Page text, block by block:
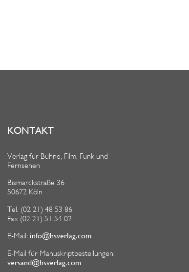
KONTAKT
Verlag für Bühne, Film, Funk und
Fernsehen
Bismarckstraße 36
50672 Köln
Tel. (02 21) 48 53 86
Fax (02 21) 51 54 02
E-Mail: info@hsverlag.com
E-Mail für Manuskriptbestellungen:
versand@hsverlag.com